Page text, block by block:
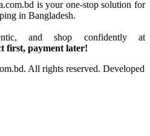
is your one-stop solution for
in Bangladesh.
and shop confidently at
first, payment later!
All rights reserved. Developed